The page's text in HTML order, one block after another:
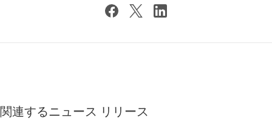
関連するニュース リリース